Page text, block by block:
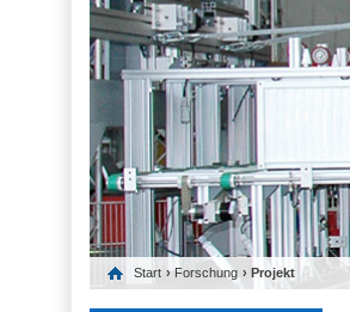
Start › Forschung › Projekt